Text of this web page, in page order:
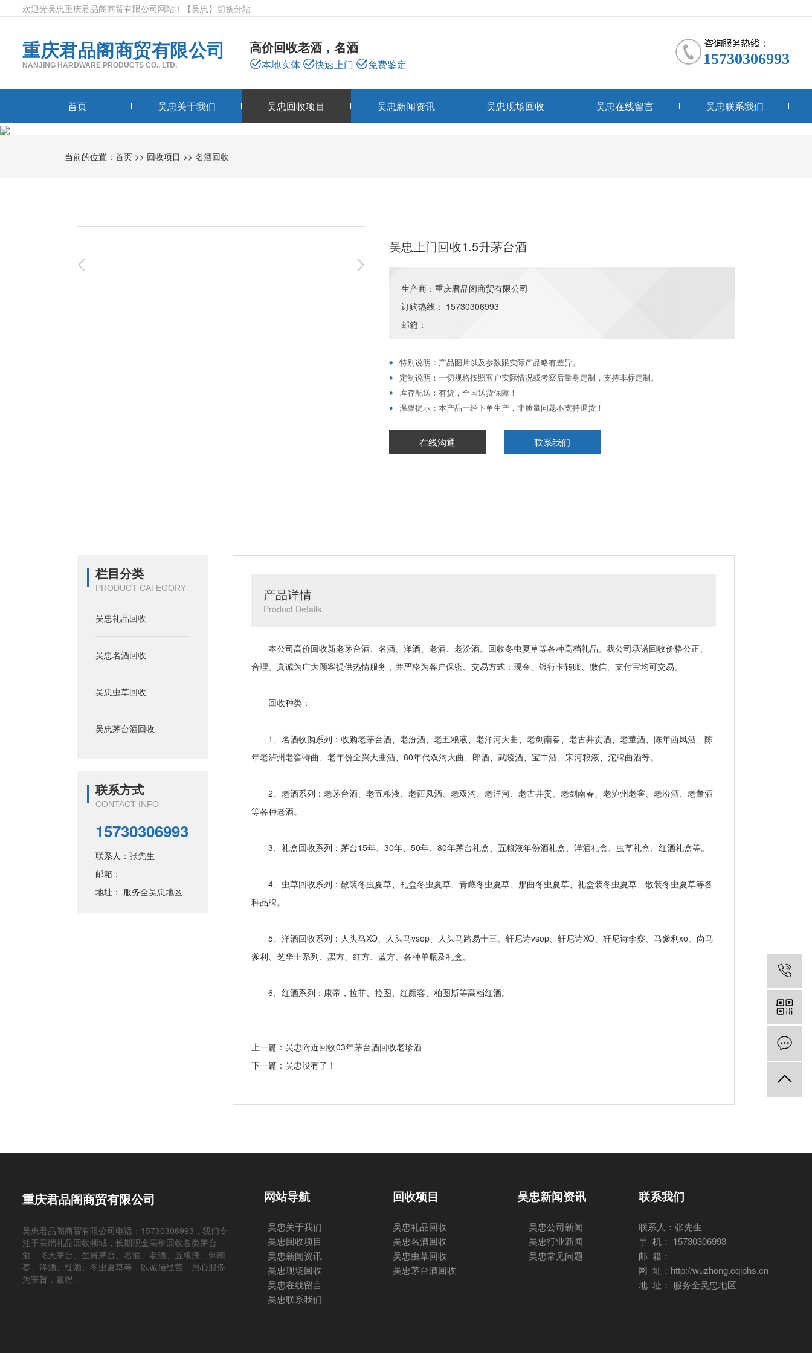
欢迎光吴忠重庆君品阁商贸有限公司网站！ 【吴忠】 切换分站
重庆君品阁商贸有限公司
NANJING HARDWARE PRODUCTS CO., LTD.
高价回收老酒，名酒
本地实体 快速上门 免费鉴定 15730306993
首页 吴忠关于我们 吴忠回收项目 吴忠新闻资讯 吴忠现场回收 吴忠在线留言 吴忠联系我们
当前的位置：首页 >> 回收项目 >>名酒回收
吴忠上门回收1.5升茅台酒
生产商：重庆君品阁商贸有限公司
订购热线： 15730306993
邮箱：
♦ 特别说明：产品图片以及参数跟实际产品略有差异。
♦
定制说明：一切规格按照客户实际情况或考察后量身定制，支持非标定制。
♦
库存配送：有货，全国送货保障！
♦ 温馨提示：本产品一经下单生产，非质量问题不支持退货！
在线沟通 联系我们
栏目分类
PRODUCT CATEGORY
吴忠礼品回收
吴忠名酒回收
吴忠虫草回收
吴忠茅台酒回收
联系方式
CONTACT INFO
15730306993
联系人：张先生
邮箱：
地址： 服务全吴忠地区
产品详情
Product Details
本公司高价回收新老茅台酒、名酒、洋酒、老酒、老汾酒。回收冬虫夏草等各种高档礼品。我公司承诺回收价格公正、
合理。真诚为广大顾客提供热情服务，并严格为客户保密。交易方式：现金、银行卡转账、微信、支付宝均可交易。
回收种类：
1、名酒收购系列：收购老茅台酒、老汾酒、老五粮液、老洋河大曲、老剑南春、老古井贡酒、老董酒、陈年西凤酒、陈
年老泸州老窖特曲、老年份全兴大曲酒、80年代双沟大曲、郎酒、武陵酒、宝丰酒、宋河粮液、沱牌曲酒等。
2、老酒系列：老茅台酒、老五粮液、老西凤酒、老双沟、老洋河、老古井贡、老剑南春、老泸州老窖、老汾酒、老董酒
等各种老酒。
3、礼盒回收系列：茅台15年、30年、50年、80年茅台礼盒、五粮液年份酒礼盒、洋酒礼盒、虫草礼盒、红酒礼盒等。
4、虫草回收系列：散装冬虫夏草、礼盒冬虫夏草、青藏冬虫夏草、那曲冬虫夏草、礼盒装冬虫夏草、散装冬虫夏草等各
种品牌。
5、洋酒回收系列：人头马XO、人头马vsop、人头马路易十三、轩尼诗vsop、轩尼诗XO、轩尼诗李察、马爹利xo、尚马
爹利、芝华士系列、黑方、红方、蓝方、各种单瓶及礼盒。
6、红酒系列：康帝，拉菲、拉图、红颜容、柏图斯等高档红酒。
上一篇：吴忠附近回收03年茅台酒回收老珍酒
下一篇：吴忠没有了！
重庆君品阁商贸有限公司
吴忠君品阁商贸有限公司电话：15730306993，我们专
注于高端礼品回收领域，长期现金高价回收各类茅台
酒、飞天茅台、生肖茅台、名酒、老酒、五粮液、剑南
春、洋酒、红酒、冬虫夏草等，以诚信经营、用心服务
为宗旨，赢得...
网站导航
吴忠关于我们
吴忠回收项目
吴忠新闻资讯
吴忠现场回收
吴忠在线留言
吴忠联系我们
回收项目
吴忠礼品回收
吴忠名酒回收
吴忠虫草回收
吴忠茅台酒回收
吴忠新闻资讯
吴忠公司新闻
吴忠行业新闻
吴忠常见问题
联系我们
联系人：张先生
手 机： 15730306993
邮 箱：
网 址：http://wuzhong.cqlphs.cn
地 址： 服务全吴忠地区